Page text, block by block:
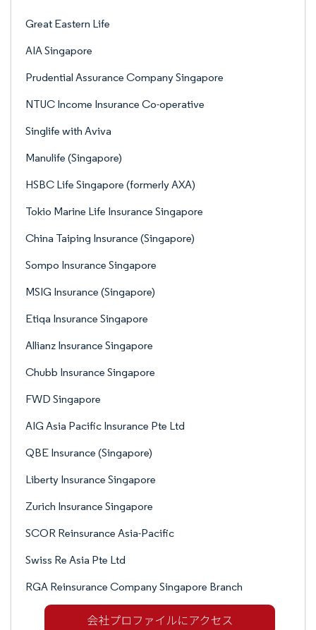
Great Eastern Life
AIA Singapore
Prudential Assurance Company Singapore
NTUC Income Insurance Co-operative
Singlife with Aviva
Manulife (Singapore)
HSBC Life Singapore (formerly AXA)
Tokio Marine Life Insurance Singapore
China Taiping Insurance (Singapore)
Sompo Insurance Singapore
MSIG Insurance (Singapore)
Etiqa Insurance Singapore
Allianz Insurance Singapore
Chubb Insurance Singapore
FWD Singapore
AIG Asia Pacific Insurance Pte Ltd
QBE Insurance (Singapore)
Liberty Insurance Singapore
Zurich Insurance Singapore
SCOR Reinsurance Asia-Pacific
Swiss Re Asia Pte Ltd
RGA Reinsurance Company Singapore Branch